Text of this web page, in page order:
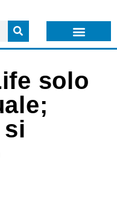
solo